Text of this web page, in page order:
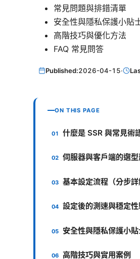
常見問題與排錯清單
安全性與隱私保護小貼
高階技巧與優化方法
FAQ 常見問答
Published:2026-04-15·
ON THIS PAGE
什麼是 SSR 與常見術
伺服器與客戶端的選
基本設定流程（分步詳
設定後的測速與穩定
安全性與隱私保護小
高階技巧與實用案例